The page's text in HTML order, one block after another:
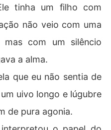
tinha um filho com
não veio com uma
mas com um silêncio
a alma.
que eu não sentia de
uivo longo e lúgubre
de pura agonia.